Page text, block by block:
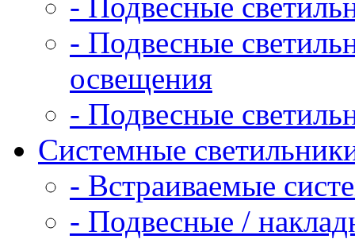
- Подвесные
освещения
- Подвесные
Системные
- Встраиваемые
- Подвесные /